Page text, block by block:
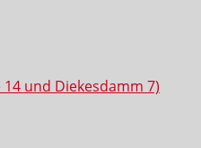
und Diekesdamm 7)